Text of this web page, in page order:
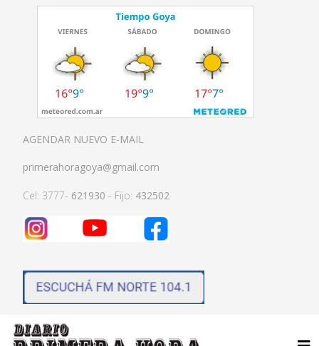
AGENDAR NUEVO E-MAIL
primerahoragoya@gmail.com
Cel: 3777- 621930 - Fijo: 432502